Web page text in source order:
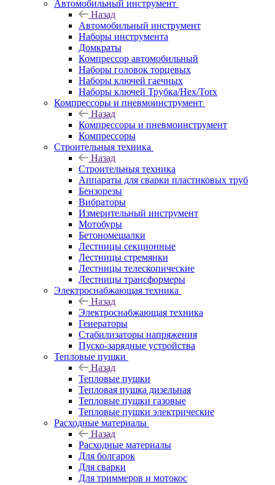
Автомобильный инструмент
Назад
Автомобильный инструмент
Наборы инструмента
Домкраты
Компрессор автомобильный
Наборы головок торцевых
Наборы ключей гаечных
Наборы ключей Трубка/Hex/Torx
Компрессоры и пневмоинструмент
Назад
Компрессоры и пневмоинструмент
Компрессоры
Строительныя техника
Назад
Строительныя техника
Аппараты для сварки пластиковых труб
Бензорезы
Вибраторы
Измерительный инструмент
Мотобуры
Бетономешалки
Лестницы секционные
Лестницы стремянки
Лестницы телескопические
Лестницы трансформеры
Электроснабжающая техника
Назад
Электроснабжающая техника
Генераторы
Стабилизаторы напряжения
Пуско-зарядные устройства
Тепловые пушки
Назад
Тепловые пушки
Тепловая пушка дизельная
Тепловые пушки газовые
Тепловые пушки электрические
Расходные материалы
Назад
Расходные материалы
Для болгарок
Для сварки
Для триммеров и мотокос